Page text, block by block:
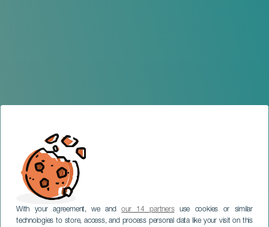
With your agreement, we andour 14 partnersuse cookies or similar
technologies to store, access, and process personal data like your visit on this